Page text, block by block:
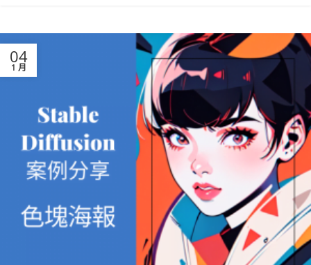
04
1 月